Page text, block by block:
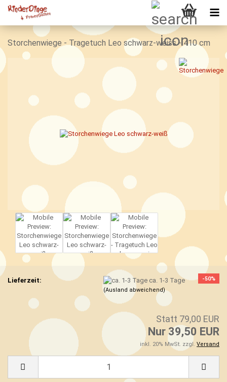
Storchenwiege - Tragetuch Leo schwarz-weiss - 410 cm
-50%
Lieferzeit: ca. 1-3 Tage
(Ausland abweichend)
Statt 79,00 EUR
Nur 39,50 EUR
inkl. 20% MwSt. zzgl. Versand